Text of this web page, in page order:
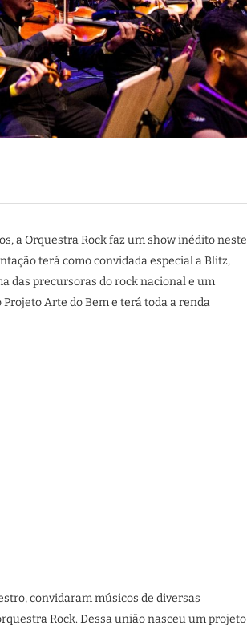
a Orquestra Rock faz um show inédito neste
terá como convidada especial a Blitz,
das precursoras do rock nacional e um
Arte do Bem e terá toda a renda
convidaram músicos de diversas
Rock. Dessa união nasceu um projeto